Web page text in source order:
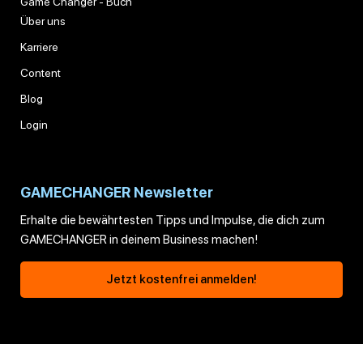
Über uns
Karriere
Content
Blog
Login
GAMECHANGER Newsletter
Erhalte die bewährtesten Tipps und Impulse, die dich zum
GAMECHANGER in deinem Business machen!
Jetzt kostenfrei anmelden!